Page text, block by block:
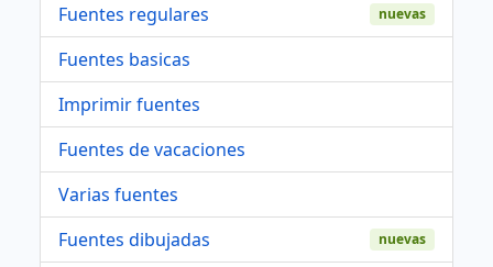
Fuentes regulares
nuevas
Fuentes basicas
Imprimir fuentes
Fuentes de vacaciones
Varias fuentes
Fuentes dibujadas
nuevas